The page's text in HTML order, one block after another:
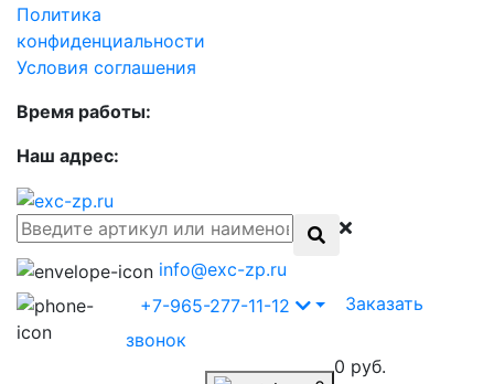
Политика
конфиденциальности
Условия соглашения
Время работы:
Наш адрес:
info@exc-zp.ru
+7-965-277-11-12
Заказать
звонок
0 руб.